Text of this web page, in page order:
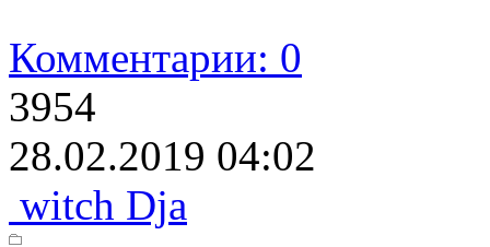
Комментарии: 0
3954
28.02.2019 04:02
witch Dja